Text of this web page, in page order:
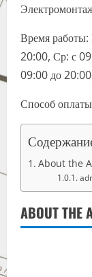
Время
20:00, Ср: с
09:00 до
Способ
About the
ABOUT THE